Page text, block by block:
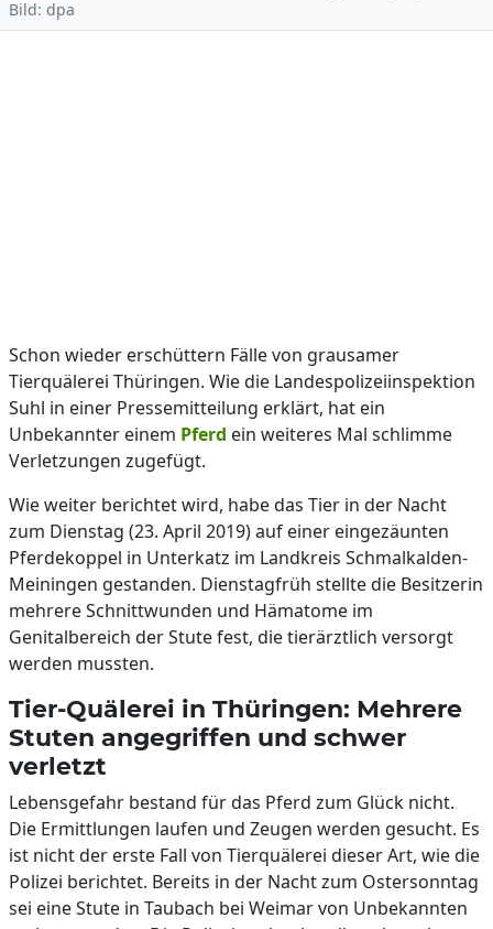
Bild: dpa
Schon wieder erschüttern Fälle von grausamer
Tierquälerei Thüringen. Wie die Landespolizeiinspektion
Suhl in einer Pressemitteilung erklärt, hat ein
Unbekannter einem Pferd ein weiteres Mal schlimme
Verletzungen zugefügt.
Wie weiter berichtet wird, habe das Tier in der Nacht
zum Dienstag (23. April 2019) auf einer eingezäunten
Pferdekoppel in Unterkatz im Landkreis Schmalkalden-
Meiningen gestanden. Dienstagfrüh stellte die Besitzerin
mehrere Schnittwunden und Hämatome im
Genitalbereich der Stute fest, die tierärztlich versorgt
werden mussten.
Tier-Quälerei in Thüringen: Mehrere
Stuten angegriffen und schwer
verletzt
Lebensgefahr bestand für das Pferd zum Glück nicht.
Die Ermittlungen laufen und Zeugen werden gesucht. Es
ist nicht der erste Fall von Tierquälerei dieser Art, wie die
Polizei berichtet. Bereits in der Nacht zum Ostersonntag
sei eine Stute in Taubach bei Weimar von Unbekannten